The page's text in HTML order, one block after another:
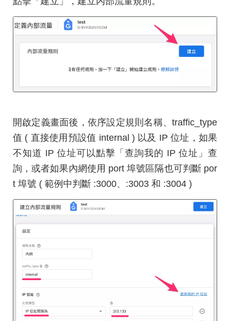
開啟定義畫面後，依序設定規則名稱、traffic_type
值 ( 直接使用預設值 internal ) 以及 IP 位址，如果
不知道 IP 位址可以點擊「查詢我的 IP 位址」查
詢，或者如果內網使用 port 埠號區隔也可判斷 por
t 埠號 ( 範例中判斷 :3000、:3003 和 :3004 )